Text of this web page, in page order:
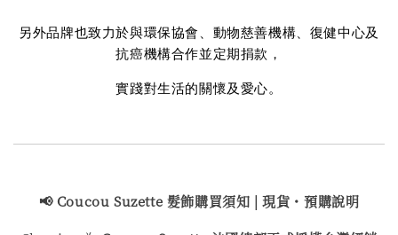
另外品牌也致力於與環保協會、動物慈善機構、復健中心及
抗癌機構合作並定期捐款，
實踐對生活的關懷及愛心。
📢 Coucou Suzette 髮飾購買須知 | 現貨・預購說明